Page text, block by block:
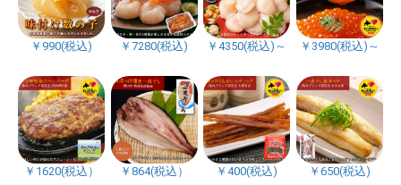
￥990(税込) ￥7280(税込) ￥4350(税込)～ ￥3980(税込)～
￥1620(税込） ￥864(税込） ￥400(税込) ￥650(税込)